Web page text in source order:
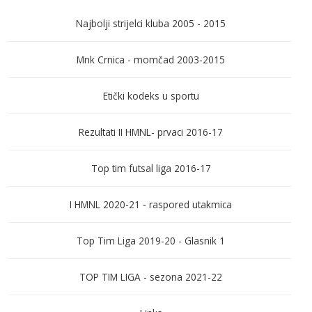
Najbolji strijelci kluba 2005 - 2015
Mnk Crnica - momčad 2003-2015
Etički kodeks u sportu
Rezultati II HMNL- prvaci 2016-17
Top tim futsal liga 2016-17
I HMNL 2020-21 - raspored utakmica
Top Tim Liga 2019-20 - Glasnik 1
TOP TIM LIGA - sezona 2021-22